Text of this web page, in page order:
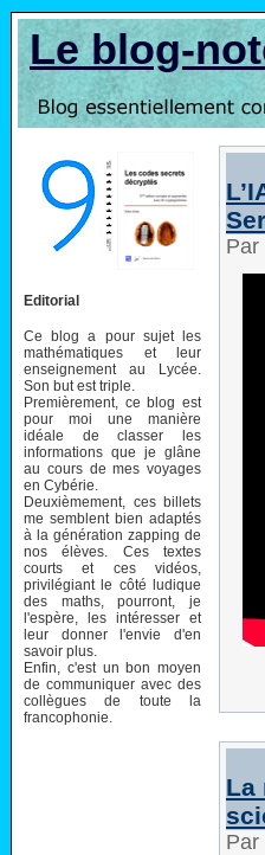
Le blog-
Editorial
Ce blog a pour sujet les
mathématiques et leur
enseignement au Lycée.
Son but est triple.
Premièrement, ce blog est
pour moi une manière
idéale de classer les
informations que je glâne
au cours de mes voyages
en Cybérie.
Deuxièmement, ces billets
me semblent bien adaptés
à la génération zapping de
nos élèves. Ces textes
courts et ces vidéos,
privilégiant le côté ludique
des maths, pourront, je
l'espère, les intéresser et
leur donner l'envie d'en
savoir plus.
Enfin, c'est un bon moyen
de communiquer avec des
collègues de toute la
francophonie.
Par
La
Par